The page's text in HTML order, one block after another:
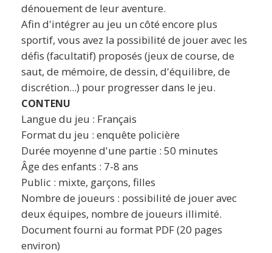
dénouement de leur aventure.
Afin d'intégrer au jeu un côté encore plus
sportif, vous avez la possibilité de jouer avec les
défis (facultatif) proposés (jeux de course, de
saut, de mémoire, de dessin, d'équilibre, de
discrétion...) pour progresser dans le jeu.
CONTENU
Langue du jeu : Français
Format du jeu : enquête policière
Durée moyenne d'une partie : 50 minutes
Âge des enfants : 7-8 ans
Public : mixte, garçons, filles
Nombre de joueurs : possibilité de jouer avec
deux équipes, nombre de joueurs illimité.
Document fourni au format PDF (20 pages
environ)